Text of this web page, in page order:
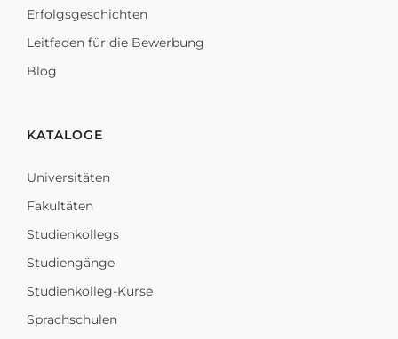
Erfolgsgeschichten
Leitfaden für die Bewerbung
Blog
KATALOGE
Universitäten
Fakultäten
Studienkollegs
Studiengänge
Studienkolleg-Kurse
Sprachschulen